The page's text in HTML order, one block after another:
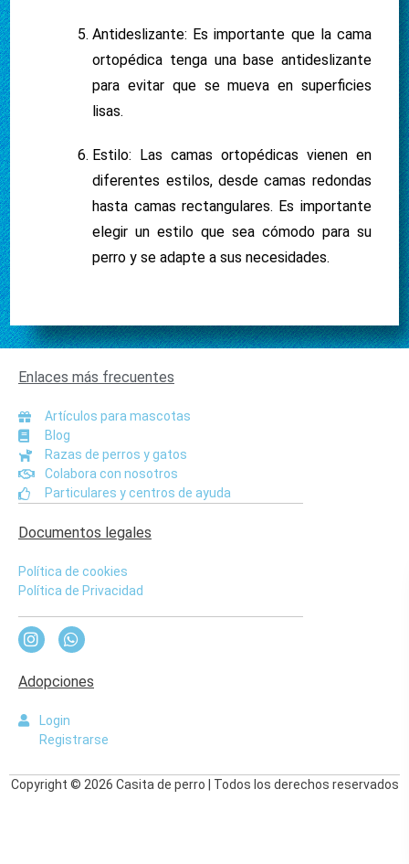
Antideslizante: Es importante que la cama
ortopédica tenga una base antideslizante
para evitar que se mueva en superficies
lisas.
Estilo: Las camas ortopédicas vienen en
diferentes estilos, desde camas redondas
hasta camas rectangulares. Es importante
elegir un estilo que sea cómodo para su
perro y se adapte a sus necesidades.
Enlaces más frecuentes
Artículos para mascotas
Blog
Razas de perros y gatos
Colabora con nosotros
Particulares y centros de ayuda
Documentos legales
Política de cookies
Política de Privacidad
Adopciones
Login
Registrarse
Copyright © 2026 Casita de perro | Todos los derechos reservados